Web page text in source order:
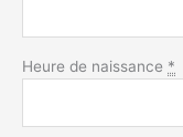
Heure de naissance *